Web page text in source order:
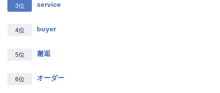
3位 service
4位 buyer
5位 邂逅
6位 オーダー